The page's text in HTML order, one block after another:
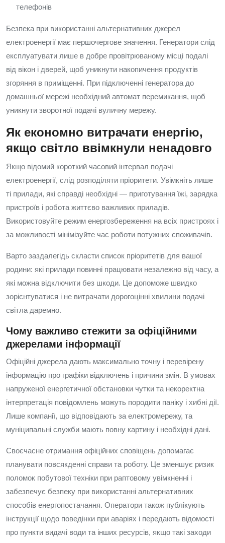
телефонів
Безпека при використанні альтернативних джерел
електроенергії має першочергове значення. Генератори слід
експлуатувати лише в добре провітрюваному місці подалі
від вікон і дверей, щоб уникнути накопичення продуктів
згоряння в приміщенні. При підключенні генератора до
домашньої мережі необхідний автомат перемикання, щоб
уникнути зворотної подачі вуличну мережу.
Як економно витрачати енергію,
якщо світло ввімкнули ненадовго
Якщо відомий короткий часовий інтервал подачі
електроенергії, слід розподіляти пріоритети. Увімкніть лише
ті прилади, які справді необхідні — приготування їжі, зарядка
пристроїв і робота життєво важливих приладів.
Використовуйте режим енергозбереження на всіх пристроях і
за можливості мінімізуйте час роботи потужних споживачів.
Варто заздалегідь скласти список пріоритетів для вашої
родини: які прилади повинні працювати незалежно від часу, а
які можна відключити без шкоди. Це допоможе швидко
зорієнтуватися і не витрачати дорогоцінні хвилини подачі
світла даремно.
Чому важливо стежити за офіційними
джерелами інформації
Офіційні джерела дають максимально точну і перевірену
інформацію про графіки відключень і причини змін. В умовах
напруженої енергетичної обстановки чутки та некоректна
інтерпретація повідомлень можуть породити паніку і хибні дії.
Лише компанії, що відповідають за електромережу, та
муніципальні служби мають повну картину і необхідні дані.
Своєчасне отримання офіційних сповіщень допомагає
планувати повсякденні справи та роботу. Це зменшує ризик
поломок побутової техніки при раптовому увімкненні і
забезпечує безпеку при використанні альтернативних
способів енергопостачання. Оператори також публікують
інструкції щодо поведінки при аваріях і передають відомості
про пункти видачі води та інших ресурсів, якщо такі заходи